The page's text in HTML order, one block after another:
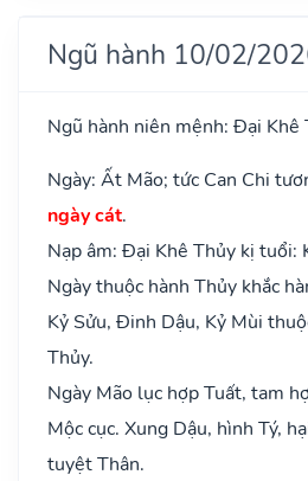
Ngũ hành 10/02/
Ngũ hành niên mệnh: Đại Khê
Ngày: Ất Mão; tức Can Chi
ngày cát.
Nạp âm: Đại Khê Thủy kị tuổi:
Ngày thuộc hành Thủy khắc
Kỷ Sửu, Đinh Dậu, Kỷ Mùi
Thủy.
Ngày Mão lục hợp Tuất, tam
Mộc cục. Xung Dậu, hình Tý,
tuyệt Thân.